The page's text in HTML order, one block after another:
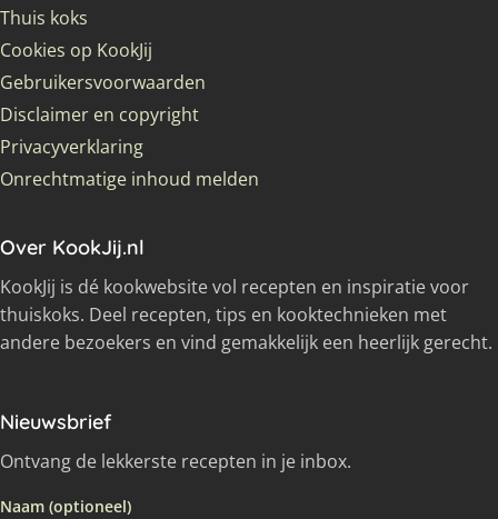
Thuis koks
Cookies op KookJij
Gebruikersvoorwaarden
Disclaimer en copyright
Privacyverklaring
Onrechtmatige inhoud melden
Over KookJij.nl
KookJij is dé kookwebsite vol recepten en inspiratie voor
thuiskoks. Deel recepten, tips en kooktechnieken met
andere bezoekers en vind gemakkelijk een heerlijk gerecht.
Nieuwsbrief
Ontvang de lekkerste recepten in je inbox.
Naam (optioneel)